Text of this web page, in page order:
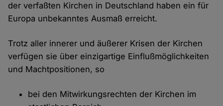
der verfaßten Kirchen in Deutschland haben ein für
Europa unbekanntes Ausmaß erreicht.
Trotz aller innerer und äußerer Krisen der Kirchen
verfügen sie über einzigartige Einflußmöglichkeiten
und Machtpositionen, so
bei den Mitwirkungsrechten der Kirchen im